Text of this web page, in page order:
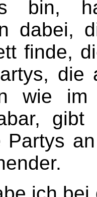
bin,
dabei,
finde,
die
wie
Partys